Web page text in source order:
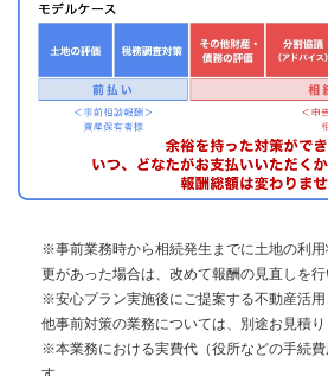
※事前業務時から相続発生までに土地の利
更があった場合は、改めて報酬の見直しを行
※安心プラン実施後にご提案する不動産活
他事前対策の業務については、別途お見積り
※本業務における実費代（役所などの手続